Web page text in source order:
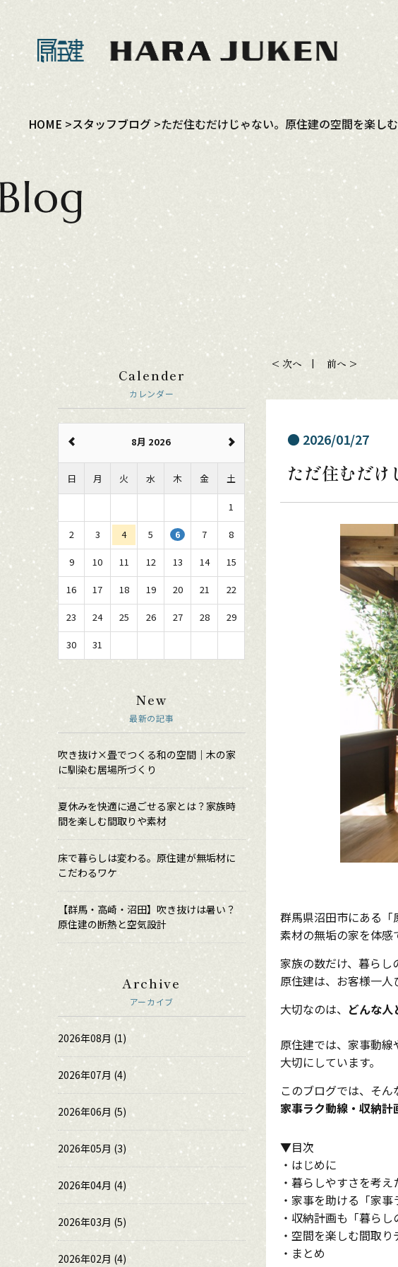
HOME スタッフブログ ただ住むだけじゃない。原住建の空間を楽し
< 次へ 前へ >
2026/01/27
ただ住むだけ
群馬県沼田市にある
素材の無垢の家を体感
家族の数だけ、暮らし
原住建は、お客様一
大切なのは、 どんな人
原住建では、家事動
大切にしています。
このブログでは、そん
家事ラク動線・収納計
▼目次
・はじめに
・暮らしやすさを考
・家事を助ける「家事
・収納計画も「暮ら
・空間を楽しむ間取り
・まとめ
Calender
カレンダー
8月 2026
日 月 火 水 木 金 土
1
2 3 4 5 6 7 8
9 10 11 12 13 14 15
16 17 18 19 20 21 22
23 24 25 26 27 28 29
30 31
New
最新の記事
吹き抜け×畳でつくる和の空間｜木の家
に馴染む居場所づくり
夏休みを快適に過ごせる家とは？家族時
間を楽しむ間取りや素材
床で暮らしは変わる。原住建が無垢材に
こだわるワケ
【群馬・高崎・沼田】吹き抜けは暑い？
原住建の断熱と空気設計
Archive
アーカイブ
2026年08月 (1)
2026年07月 (4)
2026年06月 (5)
2026年05月 (3)
2026年04月 (4)
2026年03月 (5)
2026年02月 (4)